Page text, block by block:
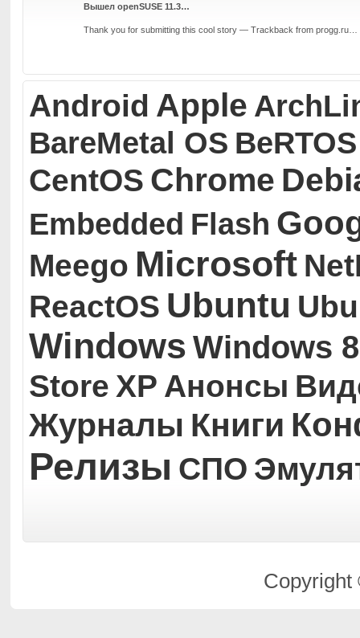
Вышел openSUSE 11.3…
Thank you for submitting this cool story — Trackback from progg.ru…
Android Apple
BareMetal OS BeRTOS
CentOS Chrome
Embedded Flash
Meego Microsoft
ReactOS Ubuntu
Windows Windows 8
Store XP Анонсы
Журналы Книги
Релизы СПО